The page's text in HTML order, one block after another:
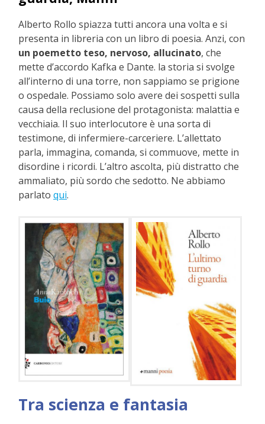
Alberto Rollo spiazza tutti ancora una volta e si
presenta in libreria con un libro di poesia. Anzi, con
un poemetto teso, nervoso, allucinato, che
mette d’accordo Kafka e Dante. la storia si svolge
all’interno di una torre, non sappiamo se prigione
o ospedale. Possiamo solo avere dei sospetti sulla
causa della reclusione del protagonista: malattia e
vecchiaia. Il suo interlocutore è una sorta di
testimone, di infermiere-carceriere. L’allettato
parla, immagina, comanda, si commuove, mette in
disordine i ricordi. L’altro ascolta, più distratto che
ammaliato, più sordo che sedotto. Ne abbiamo
parlato qui.
Tra scienza e fantasia